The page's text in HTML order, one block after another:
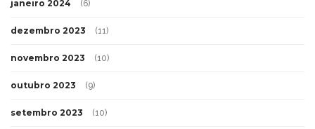
janeiro 2024 (6)
dezembro 2023 (11)
novembro 2023 (10)
outubro 2023 (9)
setembro 2023 (10)